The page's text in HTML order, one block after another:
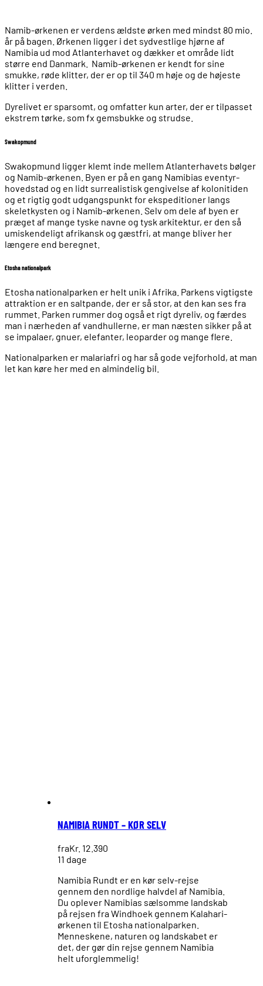
Namib-ørkenen er verdens ældste ørken med mindst 80 mio.
år på bagen. Ørkenen ligger i det sydvestlige hjørne af
Namibia ud mod Atlanterhavet og dækker et område lidt
større end Danmark. Namib-ørkenen er kendt for sine
smukke, røde klitter, der er op til 340 m høje og de højeste
klitter i verden.
Dyrelivet er sparsomt, og omfatter kun arter, der er tilpasset
ekstrem tørke, som fx gemsbukke og strudse.
Swakopmund
Swakopmund ligger klemt inde mellem Atlanterhavets bølger
og Namib-ørkenen. Byen er på en gang Namibias eventyr-
hovedstad og en lidt surrealistisk gengivelse af kolonitiden
og et rigtig godt udgangspunkt for ekspeditioner langs
skeletkysten og i Namib-ørkenen. Selv om dele af byen er
præget af mange tyske navne og tysk arkitektur, er den så
umiskendeligt afrikansk og gæstfri, at mange bliver her
længere end beregnet.
Etosha nationalpark
Etosha nationalparken er helt unik i Afrika. Parkens vigtigste
attraktion er en saltpande, der er så stor, at den kan ses fra
rummet. Parken rummer dog også et rigt dyreliv, og færdes
man i nærheden af vandhullerne, er man næsten sikker på at
se impalaer, gnuer, elefanter, leoparder og mange flere.
Nationalparken er malariafri og har så gode vejforhold, at man
let kan køre her med en almindelig bil.
NAMIBIA RUNDT – KØR SELV
fraKr. 12.390
11 dage
Namibia Rundt er en kør selv-rejse
gennem den nordlige halvdel af Namibia.
Du oplever Namibias sælsomme landskab
på rejsen fra Windhoek gennem Kalahari-
ørkenen til Etosha nationalparken.
Menneskene, naturen og landskabet er
det, der gør din rejse gennem Namibia
helt uforglemmelig!